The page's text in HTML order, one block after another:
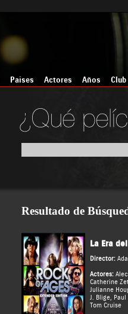
Países Actores Años Club
Resultado de
La Era
Director:
Actores:
Catherine
Julianne
J. Blige,
Tom Cruise